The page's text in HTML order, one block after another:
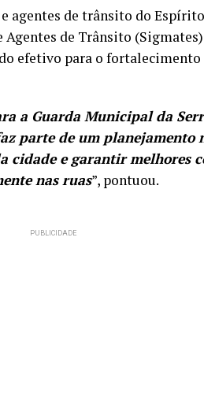
agentes de trânsito do
de Trânsito
efetivo para o fortalecimento
a Guarda Municipal da
parte de um planejamento
cidade e garantir melhores
nas ruas”, pontuou.